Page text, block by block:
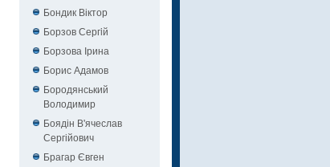
Бондик Віктор
Борзов Сергiй
Борзова Ірина
Борис Адамов
Бородянський
Володимир
Боядін В'ячеслав
Сергійович
Брагар Євген